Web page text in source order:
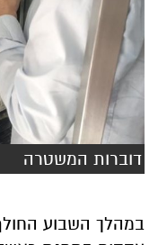
דוברות המשטרה
במהלך השבוע